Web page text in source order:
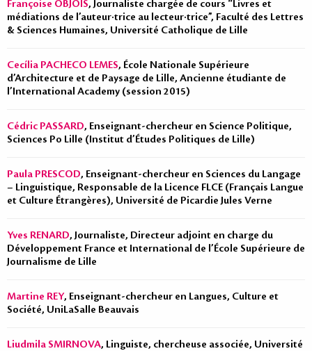
Françoise OBJOIS, Journaliste chargée de cours “Livres et
médiations de l’auteur·trice au lecteur·trice”, Faculté des Lettres
& Sciences Humaines, Université Catholique de Lille
Cecília PACHECO LEMES, École Nationale Supérieure
d’Architecture et de Paysage de Lille, Ancienne étudiante de
l’International Academy (session 2015)
Cédric PASSARD, Enseignant-chercheur en Science Politique,
Sciences Po Lille (Institut d’Études Politiques de Lille)
Paula PRESCOD, Enseignant-chercheur en Sciences du Langage
– Linguistique, Responsable de la Licence FLCE (Français Langue
et Culture Étrangères), Université de Picardie Jules Verne
Yves RENARD, Journaliste, Directeur adjoint en charge du
Développement France et International de l’École Supérieure de
Journalisme de Lille
Martine REY, Enseignant-chercheur en Langues, Culture et
Société, UniLaSalle Beauvais
Liudmila SMIRNOVA, Linguiste, chercheuse associée, Université